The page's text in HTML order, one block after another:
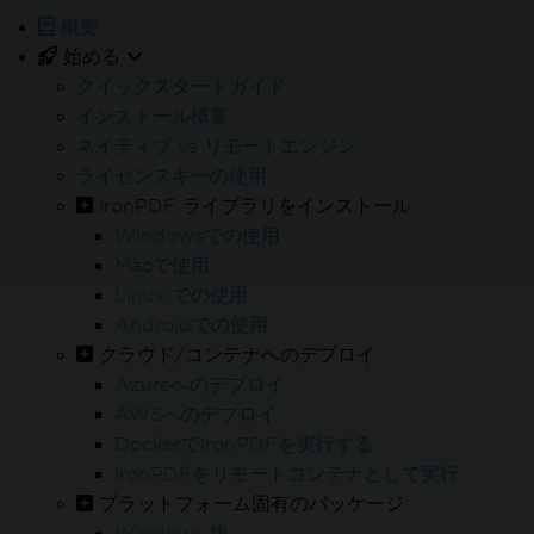
始める
クイックスタートガイド
インストール概要
ネイティブ vs リモートエンジン
ライセンスキーの使用
IronPDF ライブラリをインストール
Windowsでの使用
Macで使用
Linux での使用
Androidでの使用
クラウド/コンテナへのデプロイ
Azureへのデプロイ
AWSへのデプロイ
DockerでIronPDFを実行する
IronPDFをリモートコンテナとして実行
プラットフォーム固有のパッケージ
24/5 技術サポート
製品試用期間中、サポートエンジニアリングチームへのフルア
お困りですか 弊社の営業チームが喜んでお手伝いいたします。
Enterpriseトライアルをお試しください